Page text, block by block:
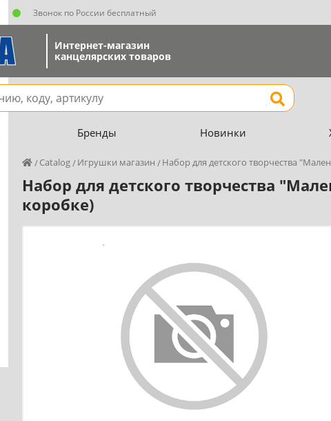
Звонок по России бесплатный
Интернет-магазин
канцелярских товаров
Найти
Бренды Новинки
Catalog Игрушки магазин Набор для детского творчества
Набор для детского творчества
коробке)